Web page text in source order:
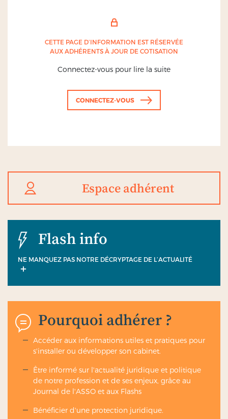
CETTE PAGE D’INFORMATION EST RÉSERVÉE
AUX ADHÉRENTS À JOUR DE COTISATION
Connectez-vous pour lire la suite
CONNECTEZ-VOUS
Espace adhérent
Flash info
NE MANQUEZ PAS NOTRE DÉCRYPTAGE DE L’ACTUALITÉ
Pourquoi adhérer ?
Accéder aux informations utiles et pratiques pour
s'installer ou développer son cabinet.
Être informé sur l'actualité juridique et politique
de notre profession et de ses enjeux, grâce au
Journal de l'ASSO et aux Flashs
Bénéficier d'une protection juridique.